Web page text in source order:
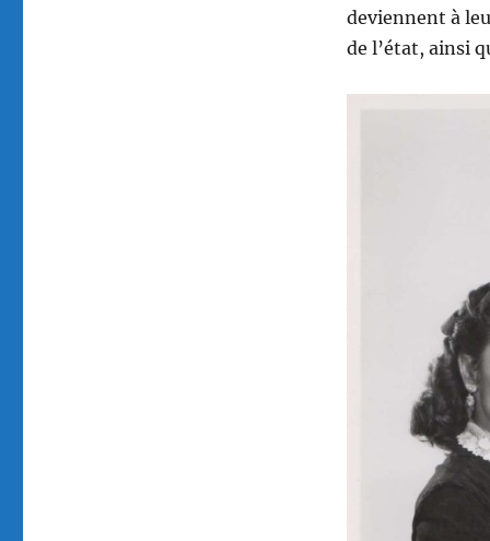
deviennent à
de l’état, ainsi